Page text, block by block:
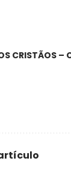
CRISTÃOS –